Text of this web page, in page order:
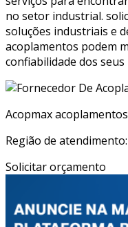
no setor industrial.
soluções industriais e
acoplamentos podem
confiabilidade dos
Acopmax acoplamentos
Região de
Solicitar orçamento